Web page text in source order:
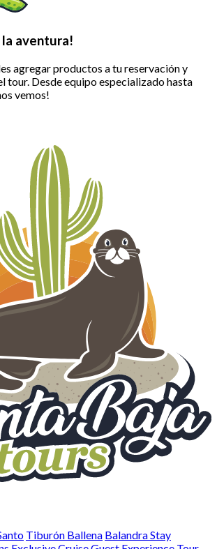
la aventura!
agregar productos a tu reservación y
tour. Desde equipo especializado hasta
vemos!
Tiburón Ballena Balandra Stay